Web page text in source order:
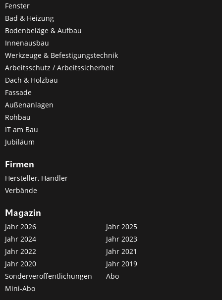
Fenster
Bad & Heizung
Bodenbeläge & Aufbau
Innenausbau
Werkzeuge & Befestigungstechnik
Arbeitsschutz / Arbeitssicherheit
Dach & Holzbau
Fassade
Außenanlagen
Rohbau
IT am Bau
Jubiläum
Firmen
Hersteller, Händler
Verbände
Magazin
Jahr 2026
Jahr 2025
Jahr 2024
Jahr 2023
Jahr 2022
Jahr 2021
Jahr 2020
Jahr 2019
Sonderveröffentlichungen
Abo
Mini-Abo